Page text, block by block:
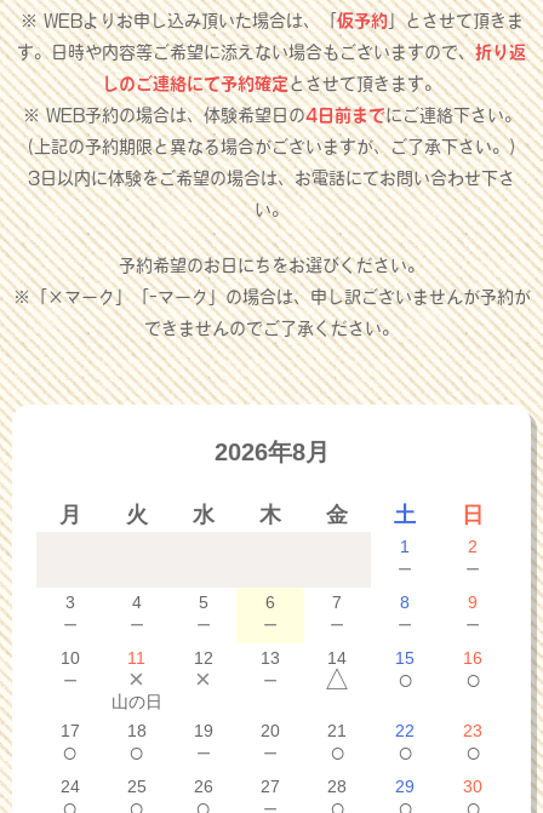
※ WEBよりお申し込み頂いた場合は、「仮予約」とさせて頂きま
す。日時や内容等ご希望に添えない場合もございますので、折り返
しのご連絡にて予約確定とさせて頂きます。
※ WEB予約の場合は、体験希望日の4日前までにご連絡下さい。
（上記の予約期限と異なる場合がございますが、ご了承下さい。）
3日以内に体験をご希望の場合は、お電話にてお問い合わせ下さ
い。
予約希望のお日にちをお選びください。
※「×マーク」「-マーク」の場合は、申し訳ございませんが予約が
できませんのでご了承ください。
2026年8月
月 火 水 木 金 土 日
1
－
2
－
3
－
4
－
5
－
6
－
7
－
8
－
9
－
10
－
11
×
山の日
12
×
13
－
14
△
15
○
16
○
17
○
18
○
19
－
20
－
21
○
22
○
23
○
24 25 26 27 28 29 30